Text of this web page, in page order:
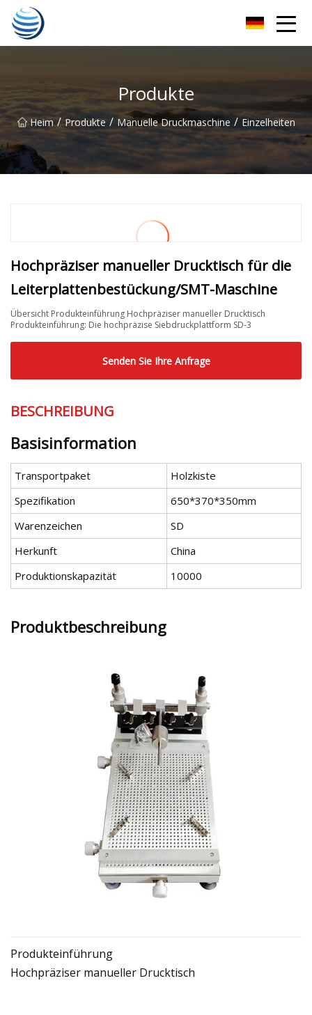
Produkte
Heim / Produkte / Manuelle Druckmaschine / Einzelheiten
Hochpräziser manueller Drucktisch für die
Leiterplattenbestückung/SMT-Maschine
Übersicht Produkteinführung Hochpräziser manueller Drucktisch
Produkteinführung: Die hochpräzise Siebdruckplattform SD-3
Senden Sie Ihre Anfrage
BESCHREIBUNG
Basisinformation
Transportpaket
Holzkiste
Spezifikation
650*370*350mm
Warenzeichen
SD
Herkunft
China
Produktionskapazität
10000
Produktbeschreibung
Produkteinführung
Hochpräziser manueller Drucktisch